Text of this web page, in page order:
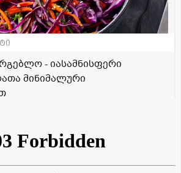
- იასამნისფერი
მინიმალური